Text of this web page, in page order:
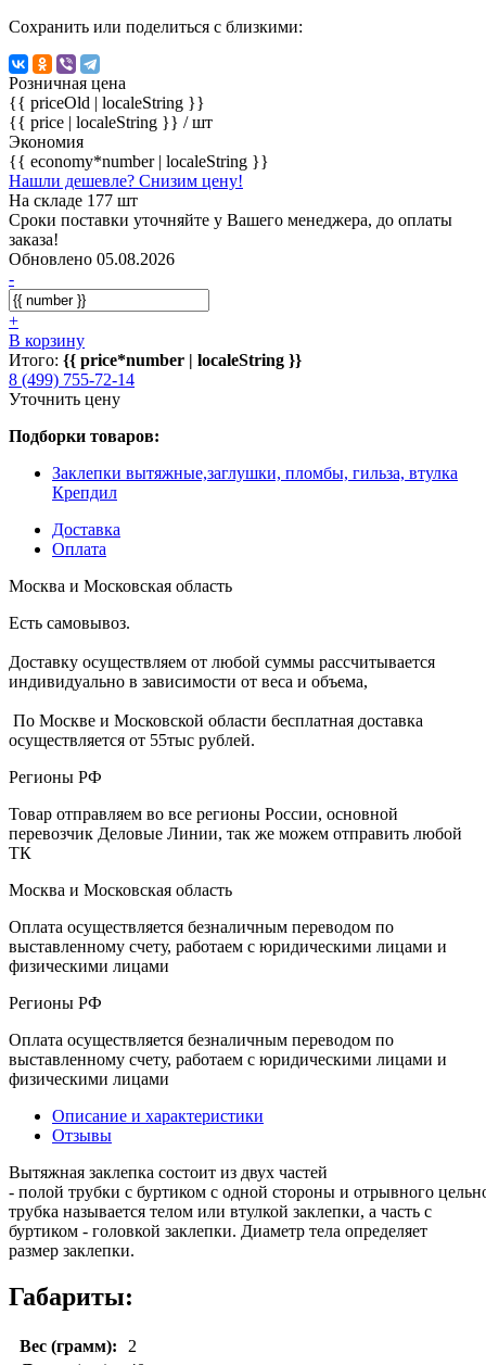
Сохранить или поделиться с близкими:
Розничная цена
{{ priceOld | localeString }}
{{ price | localeString }} / шт
Экономия
{{ economy*number | localeString }}
Нашли дешевле? Снизим цену!
На складе 177 шт
Сроки поставки уточняйте у Вашего менеджера, до оплаты
заказа!
Обновлено 05.08.2026
-
+
В корзину
Итого: {{ price*number | localeString }}
8 (499) 755-72-14
Уточнить цену
Подборки товаров:
Заклепки вытяжные,заглушки, пломбы, гильза, втулка
Крепдил
Доставка
Оплата
Москва и Московская область
Есть самовывоз.
Доставку осуществляем от любой суммы рассчитывается
индивидуально в зависимости от веса и объема,
По Москве и Московской области бесплатная доставка
осуществляется от 55тыс рублей.
Регионы РФ
Товар отправляем во все регионы России, основной
перевозчик Деловые Линии, так же можем отправить любой
ТК
Москва и Московская область
Оплата осуществляется безналичным переводом по
выставленному счету, работаем с юридическими лицами и
физическими лицами
Регионы РФ
Оплата осуществляется безналичным переводом по
выставленному счету, работаем с юридическими лицами и
физическими лицами
Описание и характеристики
Отзывы
Вытяжная заклепка состоит из двух частей
- полой трубки с буртиком с одной стороны и отрывного
трубка называется телом или втулкой заклепки, а часть с
буртиком - головкой заклепки. Диаметр тела определяет
размер заклепки.
Габариты:
Вес (грамм):
2